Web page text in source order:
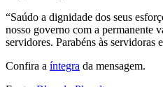
“Saúdo a dignidade dos seus
nosso governo com a permanente
servidores. Parabéns às servidoras
Confira a íntegra da mensagem.